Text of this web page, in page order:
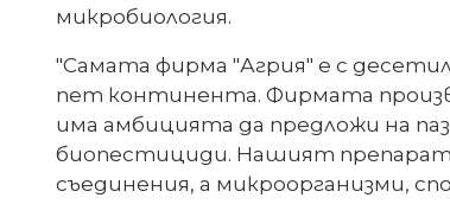
микробиология.
"Самата фирма "Агрия" е с
пет континента. Фирмата
има амбицията да предложи на
биопестициди. Нашият препарат
съединения, а микроорганизми,